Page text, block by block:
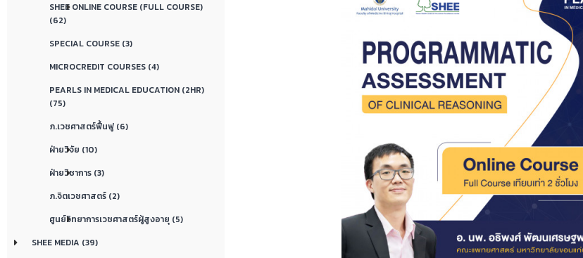
SHEE ONLINE COURSE (FULL COURSE)
(62)
SPECIAL COURSE (3)
MICROCREDIT COURSES (4)
PEARLS IN MEDICAL EDUCATION (2HR)
(75)
ภ.เวชศาสตร์ฟื้นฟู (6)
ฝ่ายวิจัย (10)
ฝ่ายวิชาการ (3)
ภ.จิตเวชศาสตร์ (2)
ศูนย์วิทยาการเวชศาสตร์ผู้สูงอายุ (5)
SHEE MEDIA (39)